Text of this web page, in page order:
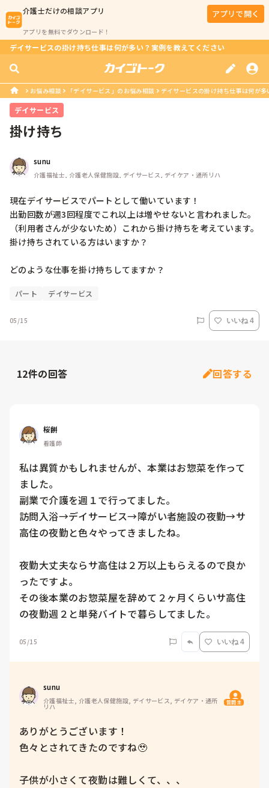
介護士だけの相談アプリ
アプリを無料でダウンロード！
アプリで開く
デイサービスの掛け持ち仕事は何が多い？実例を教えてください
お悩み相談 「デイサービス」のお悩み相談 デイサービスの掛け持ち仕事は何が
デイサービス
掛け持ち
sunu
介護福祉士, 介護老人保健施設, デイサービス, デイケア・通所リハ
現在デイサービスでパートとして働いています！
出勤回数が週3回程度でこれ以上は増やせないと言われました。
（利用者さんが少ないため）これから掛け持ちを考えています。
掛け持ちされている方はいますか？
どのような仕事を掛け持ちしてますか？
パート デイサービス
05/15 いいね 4
12件の回答 回答する
桜餅
看護師
私は異質かもしれませんが、本業はお惣菜を作って
ました。
副業で介護を週１で行ってました。
訪問入浴→デイサービス→障がい者施設の夜勤→サ
高住の夜勤と色々やってきましたね。
夜勤大丈夫ならサ高住は２万以上もらえるので良か
ったですよ。
その後本業のお惣菜屋を辞めて２ヶ月くらいサ高住
の夜勤週２と単発バイトで暮らしてました。
05/15 いいね 4
sunu
介護福祉士, 介護老人保健施設, デイサービス, デイケア・通所
リハ 質問主
ありがとうございます！
色々とされてきたのですね🥹
子供が小さくて夜勤は難しくて、、、